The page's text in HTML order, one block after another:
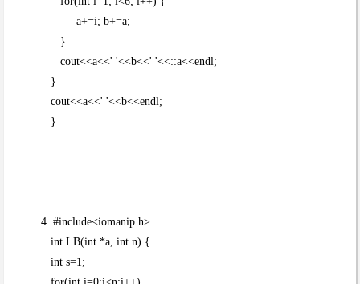
a+=i; b+=a;
}
cout<<a<<' '<<b<<' '<<::a<<endl;
}
cout<<a<<' '<<b<<endl;
}
4. #include<iomanip.h>
int LB(int *a, int n) {
int s=1;